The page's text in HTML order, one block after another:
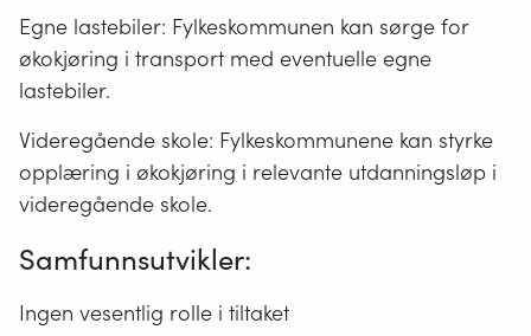
Egne lastebiler: Fylkeskommunen kan sørge for
økokjøring i transport med eventuelle egne
lastebiler.
Videregående skole: Fylkeskommunene kan styrke
opplæring i økokjøring i relevante utdanningsløp i
videregående skole.
Samfunnsutvikler:
Ingen vesentlig rolle i tiltaket